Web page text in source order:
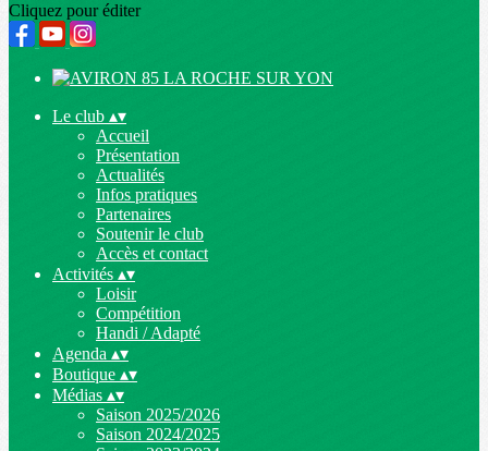
Cliquez pour éditer
Le club ▴▾
Accueil
Présentation
Actualités
Infos pratiques
Partenaires
Soutenir le club
Accès et contact
Activités ▴▾
Loisir
Compétition
Handi / Adapté
Agenda ▴▾
Boutique ▴▾
Médias ▴▾
Saison 2025/2026
Saison 2024/2025